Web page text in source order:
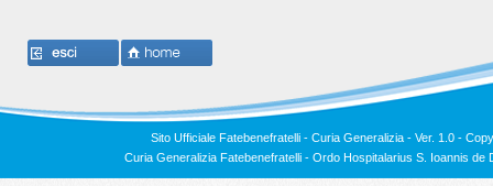
Sito Ufficiale Fatebenefratelli - Curia Generalizia - Ver. 1.0 -
Curia Generalizia Fatebenefratelli - Ordo Hospitalarius S. Ioannis